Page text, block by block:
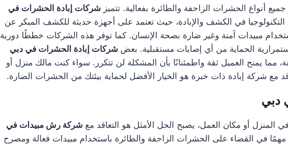
أنواع الحشرات الزاحفة والطائرة بفعالية. تتميزشركات إبادة الحشرات في
في الكشف والإبادة، حيث تعتمد على أجهزة حديثة للكشف المبكر عن
مبيدات آمنة وغير ضارة بصحة الإنسان. كما توفر هذه الشركات خططًا دورية
الحماية من أي إصابات مستقبلية. بعضشركات إبادة الحشرات في دبي
مما يمنح العميل ثقة واطمئنانًا بأن المشكلة لن تتكرر. سواء كنت مالك منزل أو
مع شركة إبادة ذات خبرة هو الخيار الأفضل لحماية بيئتك من الحشرات الضارة.
دبي
المنزل أو مكان العمل، يصبح الحل الأمثل هو التعاقد معشركة رش مبيدات في
في القضاء على الحشرات الزاحفة والطائرة باستخدام مبيدات فعالة ومصرح